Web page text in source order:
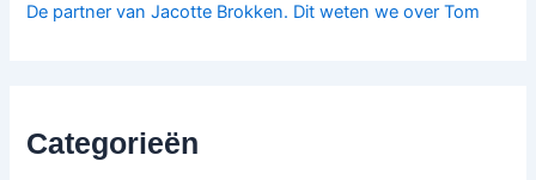
De partner van Jacotte Brokken. Dit weten we over Tom
Categorieën